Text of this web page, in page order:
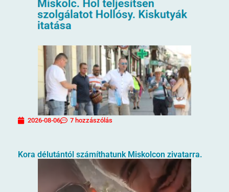
2026-08-06 7 hozzászólás
Kora délutántól számíthatunk Miskolcon zivatarra.